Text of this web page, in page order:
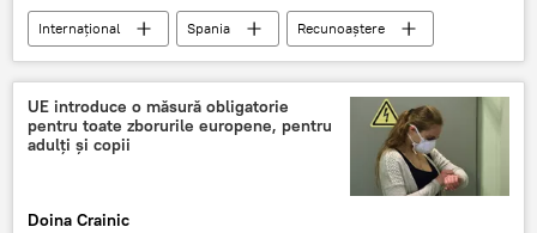
Internaţional Spania
Recunoaștere
camere video
UE introduce o măsură obligatorie
pentru toate zborurile europene, pentru
adulţi şi copii
Doina Crainic